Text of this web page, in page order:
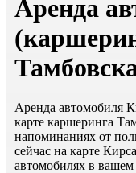
Аренда
Аренда автомобиля
карте каршеринга
напоминаниях от
сейчас на карте
автомобилях в вашем